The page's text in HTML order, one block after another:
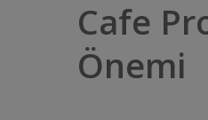
Cafe
Önemi